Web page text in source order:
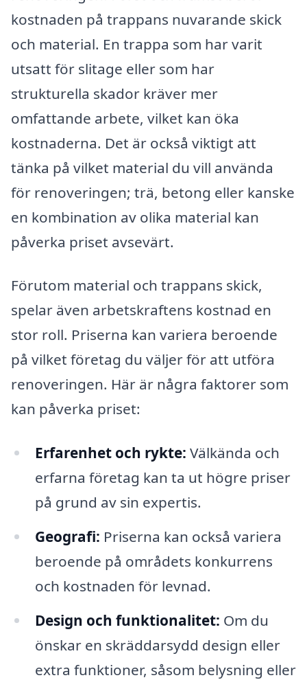
kostnaden på trappans nuvarande skick
och material. En trappa som har varit
utsatt för slitage eller som har
strukturella skador kräver mer
omfattande arbete, vilket kan öka
kostnaderna. Det är också viktigt att
tänka på vilket material du vill använda
för renoveringen; trä, betong eller kanske
en kombination av olika material kan
påverka priset avsevärt.
Förutom material och trappans skick,
spelar även arbetskraftens kostnad en
stor roll. Priserna kan variera beroende
på vilket företag du väljer för att utföra
renoveringen. Här är några faktorer som
kan påverka priset:
Erfarenhet och rykte: Välkända och
erfarna företag kan ta ut högre priser
på grund av sin expertis.
Geografi: Priserna kan också variera
beroende på områdets konkurrens
och kostnaden för levnad.
Design och funktionalitet: Om du
önskar en skräddarsydd design eller
extra funktioner, såsom belysning eller